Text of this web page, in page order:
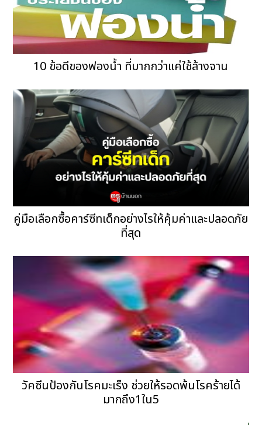
10 ข้อดีของฟองน้ำ ที่มากกว่าแค่ใช้ล้างจาน
คู่มือเลือกซื้อคาร์ซีทเด็กอย่างไรให้คุ้มค่าและปลอดภัย
ที่สุด
วัคซีนป้องกันโรคมะเร็ง ช่วยให้รอดพ้นโรคร้ายได้
มากถึง1ใน5